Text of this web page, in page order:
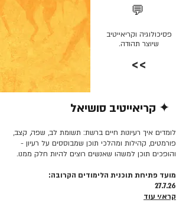
💬
פסיכולוגיה וקריאייטיב
שיוצר תהודה.
>>
✦ קריאייטיב סושיאל
לומדים איך רעיונות חיים ברשת: תשומת לב, שפה, קצב,
פורמטים, קהילות ומהלכי תוכן שמבוססים על רעיון -
והופכים תוכן למשהו שאנשים רוצים להיות חלק ממנו.
מועד פתיחת תוכנית הלימודים הקרובה:
27.7.26
קרא/י עוד